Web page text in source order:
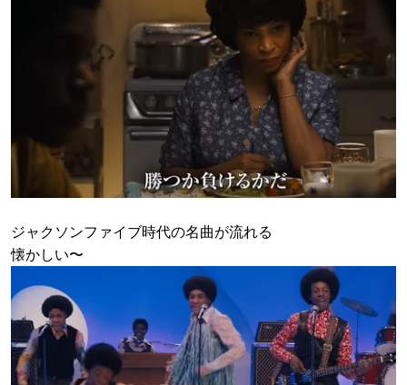
ジャクソンファイブ時代の名曲が流れる
懐かしい〜